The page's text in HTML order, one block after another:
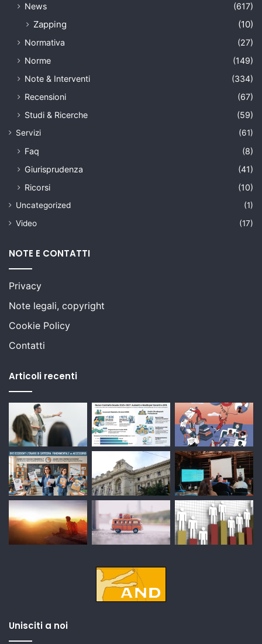
News
(617)
Zapping (10)
Normativa
(27)
Norme
(149)
Note & Interventi
(334)
Recensioni
(67)
Studi & Ricerche
(59)
Servizi (61)
Faq
(8)
Giurisprudenza
(41)
Ricorsi
(10)
Uncategorized
(1)
Video
(17)
NOTE E CONTATTI
Privacy
Note legali, copyright
Cookie Policy
Contatti
Articoli recenti
Unisciti a noi